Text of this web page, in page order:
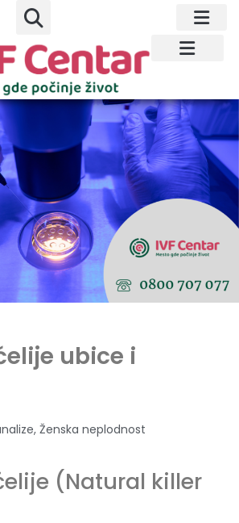
ubice i
, Ženska neplodnost
(Natural killer